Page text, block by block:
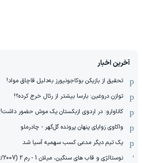
آخرین اخبار
تحقیق از بازیکن بوکاجونیورز به‌دلیل قاچاق مواد!
توازن دروغین: بارسا بیشتر از رئال خرج کرده؟!
کاناوارو: در اردوی ازبکستان یک موش حضور داشت!
واکاوی زوایای پنهان پرونده گل‌گهر - چادرملو
یک تیم دیگر مدعی کسب سهمیه آسیا شد
نوستالژی و قاب های سنگین، میلان 1 - رم 2 (2006/2007)